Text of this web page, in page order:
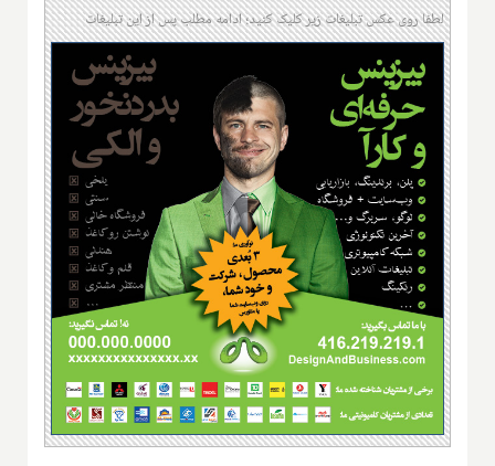
لطفا روی عکس تبلیغات زیر کلیک کنید؛ ادامه مطلب پس از این تبلیغات